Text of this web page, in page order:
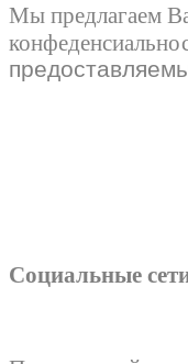
Мы предлагаем
Социальные